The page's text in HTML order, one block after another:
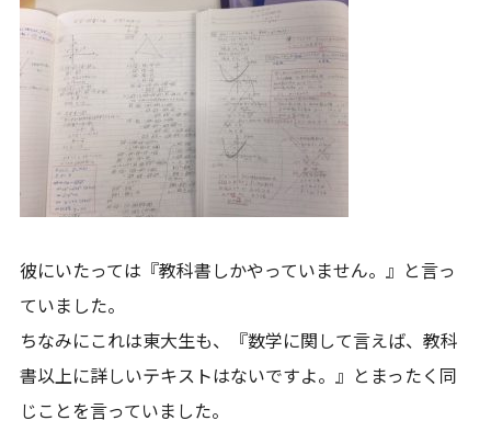
彼にいたっては『教科書しかやっていません。』と言っ
ていました。
ちなみにこれは東大生も、『数学に関して言えば、教科
書以上に詳しいテキストはないですよ。』とまったく同
じことを言っていました。